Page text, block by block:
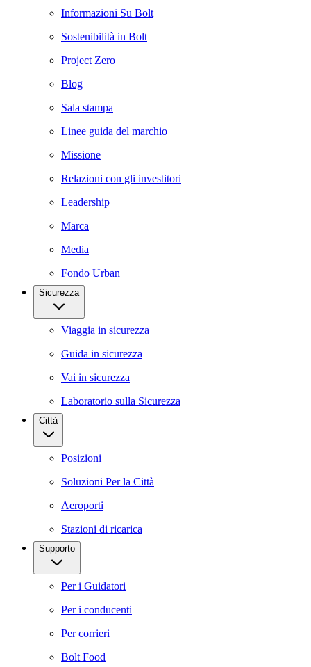
Informazioni Su Bolt
Sostenibilità in Bolt
Project Zero
Blog
Sala stampa
Linee guida del marchio
Missione
Relazioni con gli investitori
Leadership
Marca
Media
Fondo Urban
Sicurezza
Viaggia in sicurezza
Guida in sicurezza
Vai in sicurezza
Laboratorio sulla Sicurezza
Città
Posizioni
Soluzioni Per la Città
Aeroporti
Stazioni di ricarica
Supporto
Per i Guidatori
Per i conducenti
Per corrieri
Bolt Food